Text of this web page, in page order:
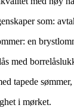
som:
en
med
tapede
i mørket.